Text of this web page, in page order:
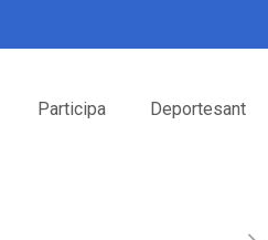
Participa Deportesant